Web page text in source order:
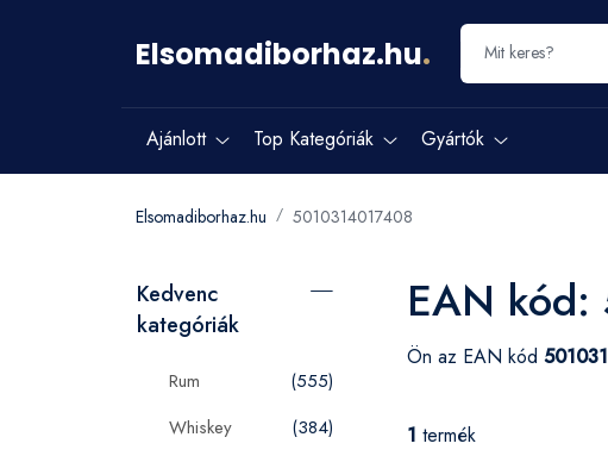
Elsomadiborhaz.hu.
Ajánlott Top Kategóriák Gyártók
Elsomadiborhaz.hu 5010314017408
Kedvenc
kategóriák
Rum
(555)
Whiskey
(384)
EAN
Ön az EAN kód
1 termék